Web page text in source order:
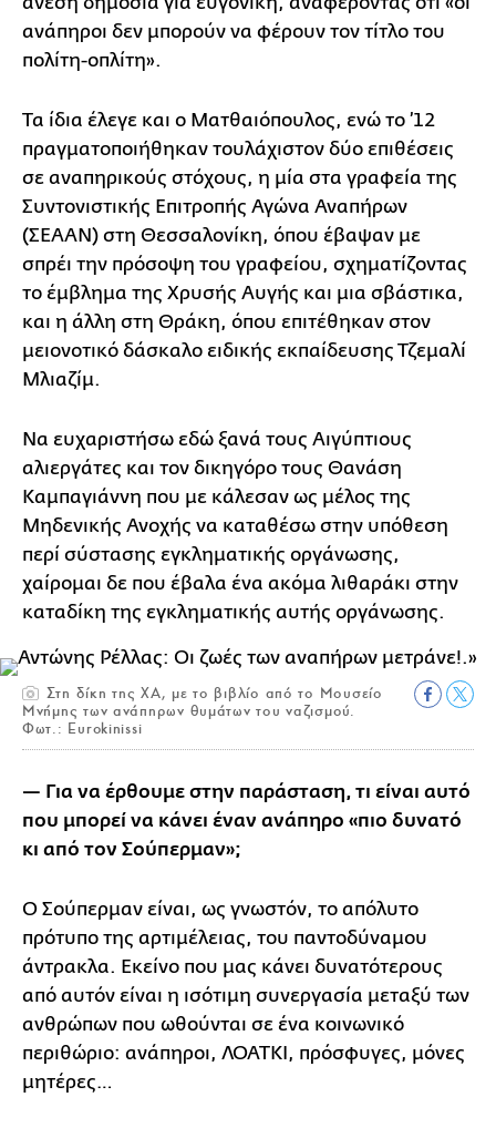
ανάπηροι δεν μπορούν να φέρουν τον τίτλο του
πολίτη-οπλίτη».
Τα ίδια έλεγε και ο Ματθαιόπουλος, ενώ το ’12
πραγματοποιήθηκαν τουλάχιστον δύο επιθέσεις
σε αναπηρικούς στόχους, η μία στα γραφεία της
Συντονιστικής Επιτροπής Αγώνα Αναπήρων
(ΣΕΑΑΝ) στη Θεσσαλονίκη, όπου έβαψαν με
σπρέι την πρόσοψη του γραφείου, σχηματίζοντας
το έμβλημα της Χρυσής Αυγής και μια σβάστικα,
και η άλλη στη Θράκη, όπου επιτέθηκαν στον
μειονοτικό δάσκαλο ειδικής εκπαίδευσης Τζεμαλί
Μλιαζίμ.
Να ευχαριστήσω εδώ ξανά τους Αιγύπτιους
αλιεργάτες και τον δικηγόρο τους Θανάση
Καμπαγιάννη που με κάλεσαν ως μέλος της
Μηδενικής Ανοχής να καταθέσω στην υπόθεση
περί σύστασης εγκληματικής οργάνωσης,
χαίρομαι δε που έβαλα ένα ακόμα λιθαράκι στην
καταδίκη της εγκληματικής αυτής οργάνωσης.
Στη δίκη της ΧΑ, με το βιβλίο από το Μουσείο
Μνήμης των ανάπηρων θυμάτων του ναζισμού.
Φωτ.: Εurokinissi
— Για να έρθουμε στην παράσταση, τι είναι αυτό
που μπορεί να κάνει έναν ανάπηρο «πιο δυνατό
κι από τον Σούπερμαν»;
Ο Σούπερμαν είναι, ως γνωστόν, το απόλυτο
πρότυπο της αρτιμέλειας, του παντοδύναμου
άντρακλα. Εκείνο που μας κάνει δυνατότερους
από αυτόν είναι η ισότιμη συνεργασία μεταξύ των
ανθρώπων που ωθούνται σε ένα κοινωνικό
περιθώριο: ανάπηροι, ΛΟΑΤΚΙ, πρόσφυγες, μόνες
μητέρες…